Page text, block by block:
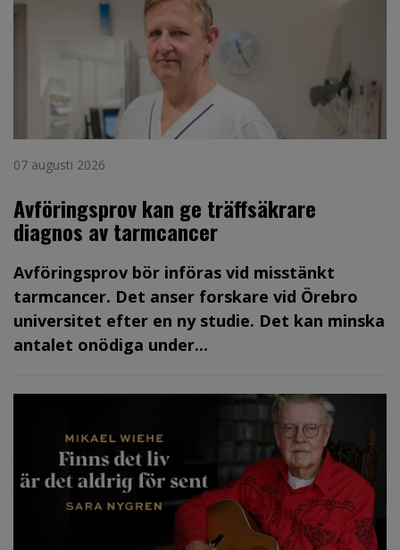
07 augusti 2026
Avföringsprov kan ge träffsäkrare
diagnos av tarmcancer
Avföringsprov bör införas vid misstänkt
tarmcancer. Det anser forskare vid Örebro
universitet efter en ny studie. Det kan minska
antalet onödiga under...